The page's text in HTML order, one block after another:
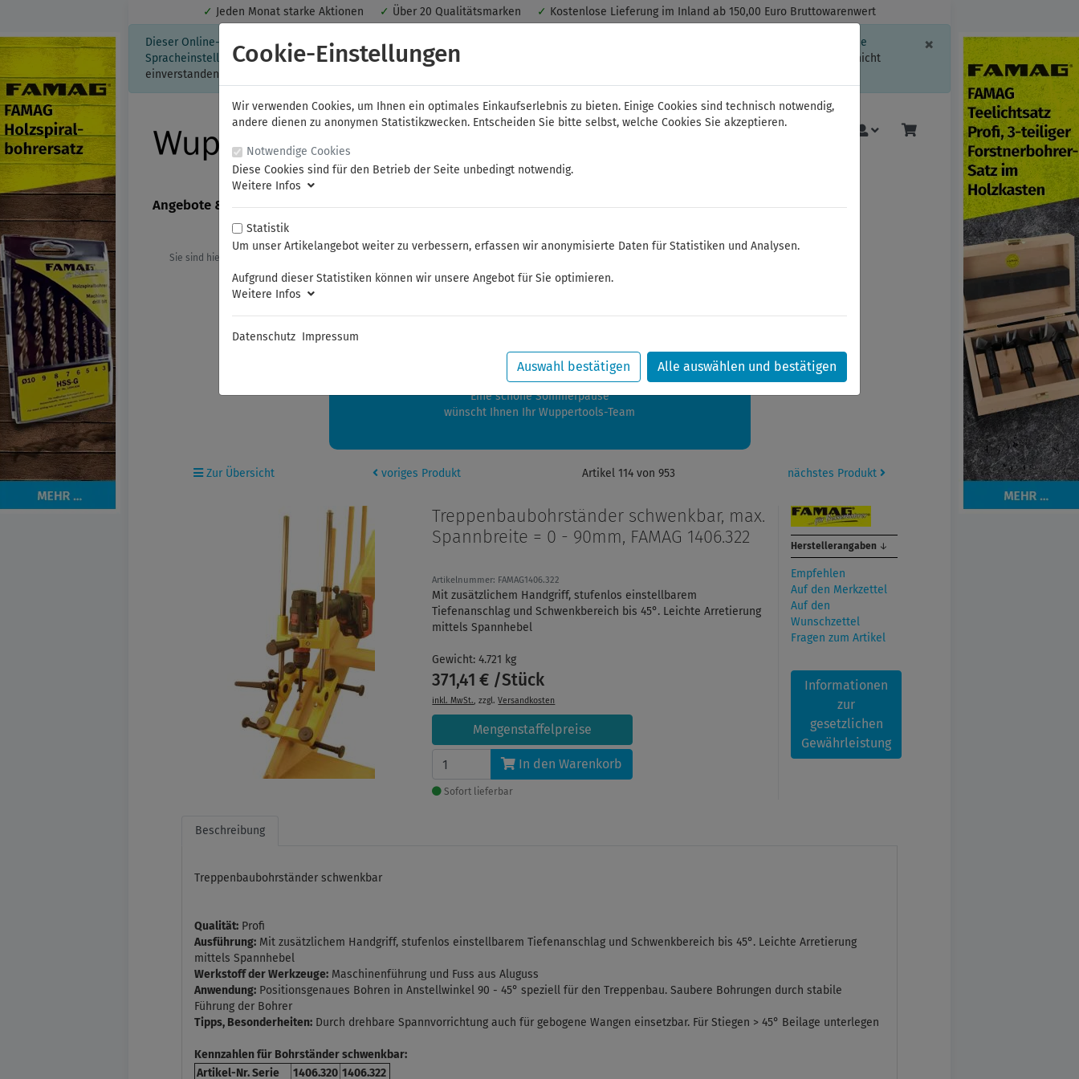
✓ Jeden Monat starke Aktionen ✓ Über 20 Qualitätsmarken ✓ Kostenlose Lieferung im Inland ab 150,00 Euro Bruttowarenwert
× Schließen
Dieser Online-Shop verwendet Cookies für ein optimales Einkaufserlebnis. Dabei werden beispielsweise die Session-Informationen oder die
Spracheinstellung auf Ihrem Rechner gespeichert. Ohne Cookies ist der Funktionsumfang des Online-Shops eingeschränkt.
Sind Sie damit nicht
einverstanden, klicken Sie bitte hier.
Angebote & Neuheiten FAMAG NWS ELORA FELO Bauer & Böcker Mehr
Sie sind hier:
Sommerferien
zwischen 28.07.2026 und 21.08.2026 machen auch wir Urlaub.
Ihre Bestellungen in diesem Zeitraum werden ab dem 24.08.2026 verschickt.
Eine schöne Sommerpause
wünscht Ihnen Ihr Wuppertools-Team
Zur Übersicht voriges Produkt Artikel 114 von 953 nächstes Produkt
Treppenbaubohrständer schwenkbar, max.
Spannbreite = 0 - 90mm, FAMAG 1406.322
Artikelnummer: FAMAG1406.322
Mit zusätzlichem Handgriff, stufenlos einstellbarem
Tiefenanschlag und Schwenkbereich bis 45°. Leichte Arretierung
mittels Spannhebel
Gewicht: 4.721 kg
371,41 € /Stück
inkl. MwSt., zzgl.Versandkosten
Mengenstaffelpreise
In den Warenkorb
Sofort lieferbar
Herstellerangaben ↓
Empfehlen
Auf den Merkzettel
Auf den
Wunschzettel
Fragen zum Artikel
Informationen
zur
gesetzlichen
Gewährleistung
Beschreibung
Treppenbaubohrständer schwenkbar
Qualität: Profi
Ausführung: Mit zusätzlichem Handgriff, stufenlos einstellbarem Tiefenanschlag und Schwenkbereich bis 45°. Leichte Arretierung
mittels Spannhebel
Werkstoff der Werkzeuge: Maschinenführung und Fuss aus Aluguss
Anwendung: Positionsgenaues Bohren in Anstellwinkel 90 - 45° speziell für den Treppenbau. Saubere Bohrungen durch stabile
Führung der Bohrer
Tipps, Besonderheiten: Durch drehbare Spannvorrichtung auch für gebogene Wangen einsetzbar. Für Stiegen > 45° Beilage unterlegen
Kennzahlen für Bohrständer schwenkbar:
Artikel-Nr. Serie
1406.320 1406.322
Cookie-Einstellungen
Wir verwenden Cookies, um Ihnen ein optimales Einkaufserlebnis zu bieten. Einige Cookies sind technisch notwendig,
andere dienen zu anonymen Statistikzwecken. Entscheiden Sie bitte selbst, welche Cookies Sie akzeptieren.
Notwendige Cookies
Diese Cookies sind für den Betrieb der Seite unbedingt notwendig.
Weitere Infos
Statistik
Um unser Artikelangebot weiter zu verbessern, erfassen wir anonymisierte Daten für Statistiken und Analysen.
Aufgrund dieser Statistiken können wir unsere Angebot für Sie optimieren.
Weitere Infos
Datenschutz Impressum
Auswahl bestätigen Alle auswählen und bestätigen